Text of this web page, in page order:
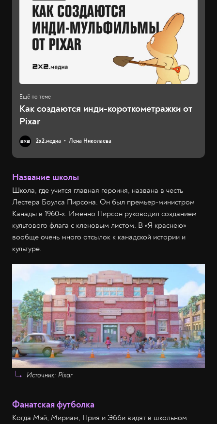
Как создаются инди-короткометражки от
Pixar
2х2.медиа Лена Николаева
Название школы
Школа, где учится главная героиня, названа в честь
Лестера Боулса Пирсона. Он был премьер-министром
Канады в 1960-х. Именно Пирсон руководил созданием
культового флага с кленовым листом. В «Я краснею»
вообще очень много отсылок к канадской истории и
культуре.
Источник: Pixar
Фанатская футболка
Когда Мэй, Мириам, Прия и Эбби видят в школьном